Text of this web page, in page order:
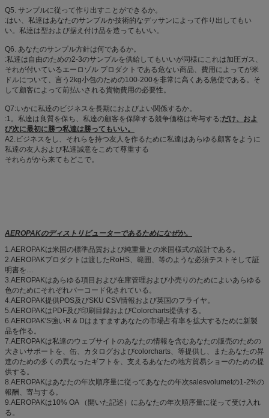
Q5. サンプルに従って作り出すことができるか。
:はい、私達はあなたのサンプルか技術的なデッサンによって作り出してもい
い。私達は型および据え付け品を造ってもいい。
Q6. あなたのサンプル方針は何であるか。
:私達は自由のための2-3のサンプルを供給してもいいが同様にこれは加圧ガス、
それが付いているエーロゾル プロダクトである危ない商品、費用によってが米
ドルについて、言う2kg小包のための100-200を非常に高くある急使である。そ
して顧客によって前払いされる貨物費用の必要性。
Q7:いかに私達のビジネスを長期におよびよい関係するか。
:1。私達は良質を保ち、私達の顧客を保障する競争価格は寄与する;だけ、およ
び次に最初に勝つ私達は勝ってもいい。
A2.ビジネスをし、それらを持つ友人を作るために私達はあらゆる顧客をように
私達の友人および私達誠意をこめて尊重する
それらがから来てもどこで。
AEROPAKのディストリビューターであるためになぜか。
1.AEROPAKは米国の標準品質および純重量との米国様式の設計である。
2.AEROPAKプロダクトは渡したRoHS、範囲、等のような必須テストそして証
明書を…
3.AEROPAKはあらゆる項目および在庫管理および小売りのためによいあらゆる
色のためにそれぞれバーコード化されている。
4.AEROPAK提供POS及びSKU CSV情報および英国のフライヤ。
5.AEROPAKはPDF及び印刷目録およびColorcharts提供する。
6.AEROPAK'S強いR & Dはますますあなたの市場占有率を拡大するために新製
品を作る。
7.AEROPAKは私達のウェブサイトのあなたの情報を含むあなたの販売のための
大きいサポートを、缶、カタログおよびcolorcharts、等提供し、またあなたの昇
進のための多くの異なったギフトを、支えるあなたの地方貿易ショーのための提
供する。
8.AEROPAKはあなたの年次順序量に従ってあなたの年次salesvolumetの1-2%の
報酬、寄与する。
9.AEROPAKは10% OA （開いた記述）にあなたの年次順序量に従って受け入れ
る。